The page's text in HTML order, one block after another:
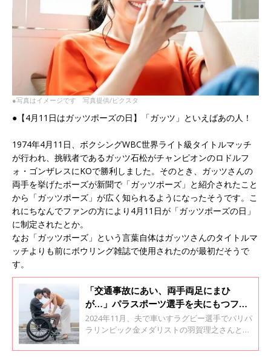
●写真はイメージです 写真提供/ピクスタ
●【4月11日はガッツポーズの日】「ガッツ」といえばあの人！
1974年4月11日、ボクシングWBC世界ライト級タイトルマッチ
が行われ、挑戦者であるガッツ石松がチャンピオンのロドルフ
ォ・ゴンザレスにKOで勝利しました。そのとき、ガッツさんの
両手を挙げたポーズが新聞で「ガッツポーズ」と紹介されたこと
から「ガッツポーズ」が広く知られるようになったそうです。こ
れにちなんでファンの方により4月11日が「ガッツポーズの日」
に制定されたとか。
なお「ガッツポーズ」という言葉自体はガッツさんのタイトルマ
ッチよりも前にボウリング雑誌で使用されたのが最初だそうで
す。
「交通事故にあい、両手両足にまひ
が…」パラスポーツ選手を夫にもつフリ
ーアナ･久下真以子。「おなかの子に金
メダルを」が2024年の目標だった
2024年11月、夫で車いすラグビー選手でパリパ
ラリンピック金メダリストの羽賀理之さんとの
ナウンサーの久下真以子さん。パラアスリート